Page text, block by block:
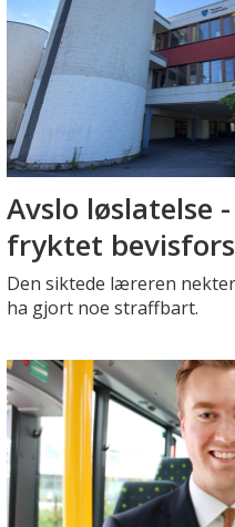
Avslo løslatelse
fryktet
Den siktede læreren
ha gjort noe straffbart.